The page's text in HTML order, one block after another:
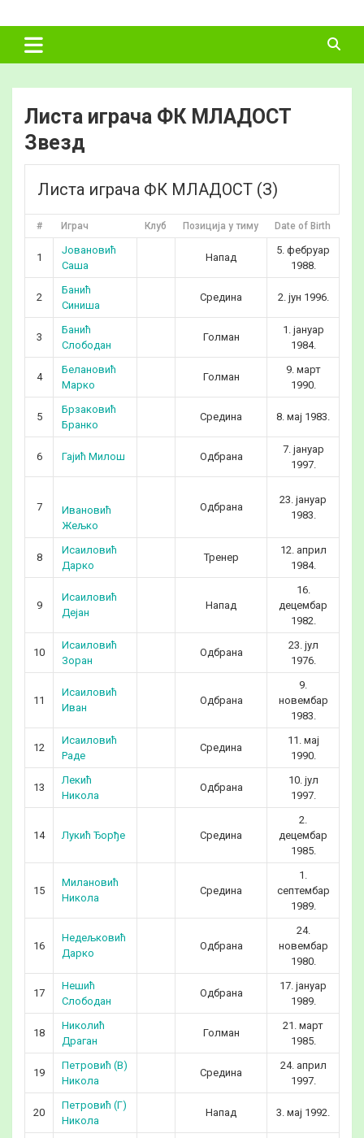
to
content
ФУДБАЛСКИ
САВЕЗ
ВЛАДИМИРЦИ
Листа играча ФК МЛАДОСТ
Звезд
Листа играча ФК МЛАДОСТ (З)
# Играч Клуб Позиција у тиму Date of Birth
1
Јовановић
Саша
Напад
5. фебруар
1988.
2
Банић
Синиша
Средина 2. јун 1996.
3
Банић
Слободан
Голман
1. јануар
1984.
4
Белановић
Марко
Голман
9. март
1990.
5
Брзаковић
Бранко
Средина 8. мај 1983.
6 Гајић Милош Одбрана
7. јануар
1997.
7
Ивановић
Жељко
Одбрана
23. јануар
1983.
8
Исаиловић
Дарко
Тренер
12. април
1984.
9
Исаиловић
Дејан
Напад
16.
децембар
1982.
10
Исаиловић
Зоран
Одбрана
23. јул
1976.
11
Исаиловић
Иван
Одбрана
9.
новембар
1983.
12
Исаиловић
Раде
Средина
11. мај
1990.
13
Лекић
Никола
Одбрана
10. јул
1997.
14 Лукић Ђорђе Средина
2.
децембар
1985.
15
Милановић
Никола
Средина
1.
септембар
1989.
16
Недељковић
Дарко
Одбрана
24.
новембар
1980.
17
Нешић
Слободан
Одбрана
17. јануар
1989.
18
Николић
Драган
Голман
21. март
1985.
19
Петровић (В)
Никола
Средина
24. април
1997.
20
Петровић (Г)
Никола
Напад 3. мај 1992.